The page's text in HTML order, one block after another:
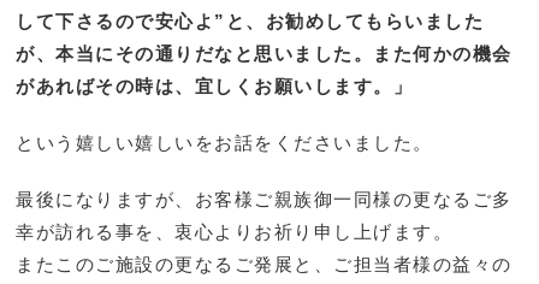
して下さるので安心よ”と、お勧めしてもらいました
が、本当にその通りだなと思いました。また何かの機会
があればその時は、宜しくお願いします。」
という嬉しい嬉しいをお話をくださいました。
最後になりますが、お客様ご親族御一同様の更なるご多
幸が訪れる事を、衷心よりお祈り申し上げます。
またこのご施設の更なるご発展と、ご担当者様の益々の